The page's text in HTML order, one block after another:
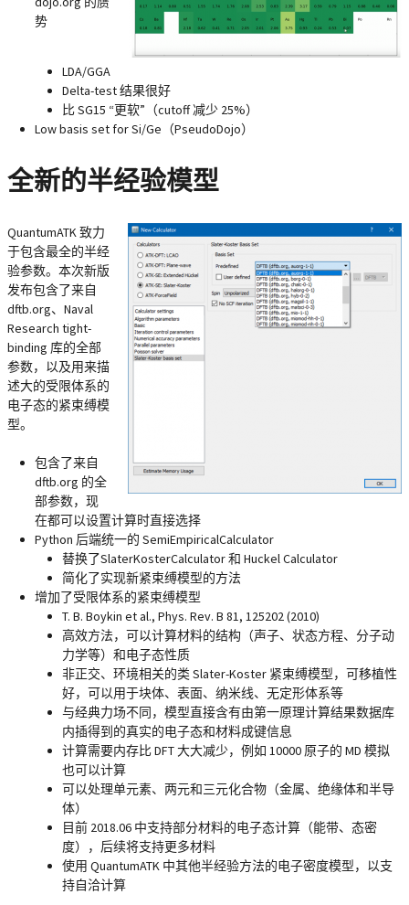
势
LDA/GGA
Delta-test 结果很好
比 SG15 “更软”（cutoff 减少 25%）
Low basis set for Si/Ge（PseudoDojo）
全新的半经验模型
QuantumATK 致力
于包含最全的半经
验参数。本次新版
发布包含了来自
dftb.org、Naval
Research tight-
binding 库的全部
参数，以及用来描
述大的受限体系的
电子态的紧束缚模
型。
包含了来自
dftb.org 的全
部参数，现
在都可以设置计算时直接选择
Python 后端统一的 SemiEmpiricalCalculator
替换了SlaterKosterCalculator 和 Huckel Calculator
简化了实现新紧束缚模型的方法
增加了受限体系的紧束缚模型
T. B. Boykin et al., Phys. Rev. B 81, 125202 (2010)
高效方法，可以计算材料的结构（声子、状态方程、分子动
力学等）和电子态性质
非正交、环境相关的类 Slater-Koster 紧束缚模型，可移植性
好，可以用于块体、表面、纳米线、无定形体系等
与经典力场不同，模型直接含有由第一原理计算结果数据库
内插得到的真实的电子态和材料成键信息
计算需要内存比 DFT 大大减少，例如 10000 原子的 MD 模拟
也可以计算
可以处理单元素、两元和三元化合物（金属、绝缘体和半导
体）
目前 2018.06 中支持部分材料的电子态计算（能带、态密
度），后续将支持更多材料
使用 QuantumATK 中其他半经验方法的电子密度模型，以支
持自洽计算